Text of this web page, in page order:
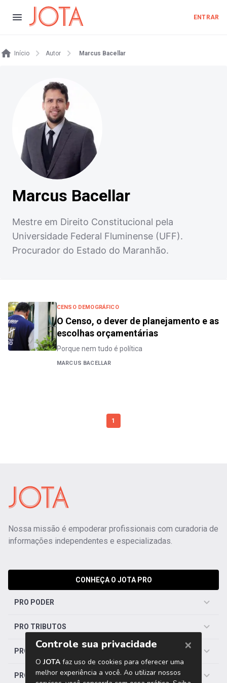
ENTRAR
Início Autor Marcus Bacellar
Marcus Bacellar
Mestre em Direito Constitucional pela
Universidade Federal Fluminense (UFF).
Procurador do Estado do Maranhão.
CENSO DEMOGRÁFICO
O Censo, o dever de planejamento e as
escolhas orçamentárias
Porque nem tudo é política
MARCUS BACELLAR
1
Nossa missão é empoderar profissionais com curadoria de
informações independentes e especializadas.
CONHEÇA O JOTA PRO
PRO PODER
PRO TRIBUTOS
PRO TRABALHISTA
PRO SAÚDE